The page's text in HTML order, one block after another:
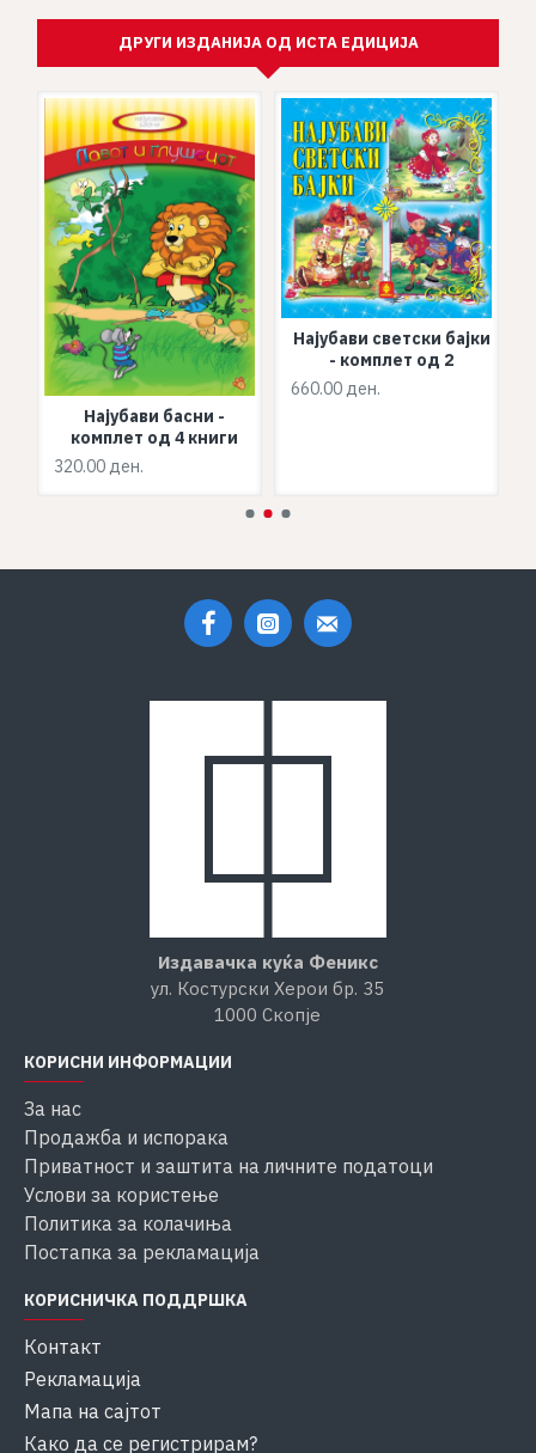
ДРУГИ ИЗДАНИЈА ОД ИСТА ЕДИЦИЈА
Најубави басни -
комплет од 4 книги
320.00 ден.
Најубави светски бајки
- комплет од 2
660.00 ден.
Издавачка куќа Феникс
ул. Костурски Херои бр. 35
1000 Скопје
КОРИСНИ ИНФОРМАЦИИ
За нас
Продажба и испорака
Приватност и заштита на личните податоци
Услови за користење
Политика за колачиња
Постапка за рекламација
КОРИСНИЧКА ПОДДРШКА
Контакт
Рекламација
Мапа на сајтот
Како да се регистрирам?